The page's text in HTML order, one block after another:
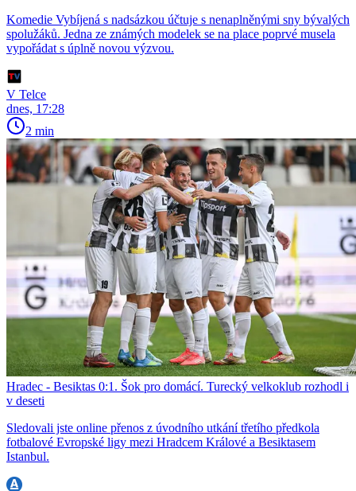
Komedie Vybíjená s nadsázkou účtuje s nenaplněnými sny bývalých
spolužáků. Jedna ze známých modelek se na place poprvé musela
vypořádat s úplně novou výzvou.
V Telce
dnes, 17:28
2 min
Hradec - Besiktas 0:1. Šok pro domácí. Turecký velkoklub rozhodl i
v deseti
Sledovali jste online přenos z úvodního utkání třetího předkola
fotbalové Evropské ligy mezi Hradcem Králové a Besiktasem
Istanbul.